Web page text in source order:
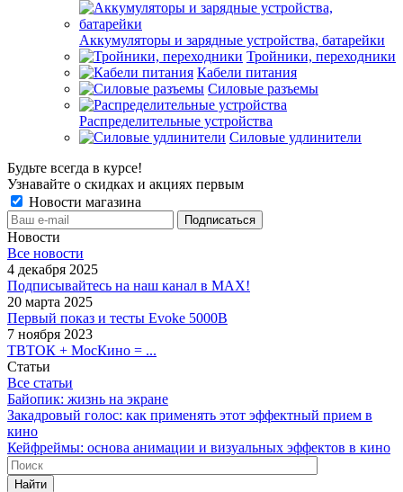
Аккумуляторы и зарядные устройства, батарейки
Тройники, переходники
Кабели питания
Силовые разъемы
Распределительные устройства
Силовые удлинители
Будьте всегда в курсе!
Узнавайте о скидках и акциях первым
Новости магазина
Новости
Все новости
4 декабря 2025
Подписывайтесь на наш канал в MAX!
20 марта 2025
Первый показ и тесты Evoke 5000B
7 ноября 2023
ТВТОК + МосКино = ...
Статьи
Все статьи
Байопик: жизнь на экране
Закадровый голос: как применять этот эффектный прием в
кино
Кейфреймы: основа анимации и визуальных эффектов в кино
Найти